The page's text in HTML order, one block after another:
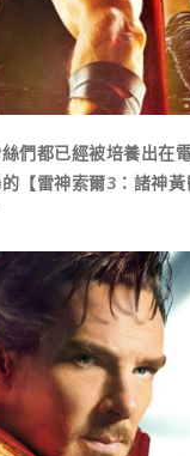
都已經被培養出在
【雷神索爾3：諸神